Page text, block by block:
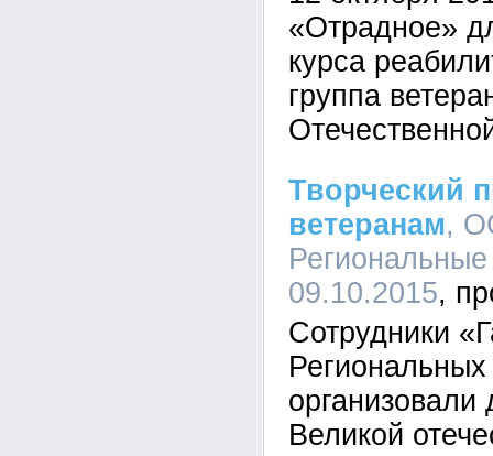
«Отрадное»
курса
группа
Творческий
ветеранам,
09.10.2015
Сотрудники
организовали
Великой